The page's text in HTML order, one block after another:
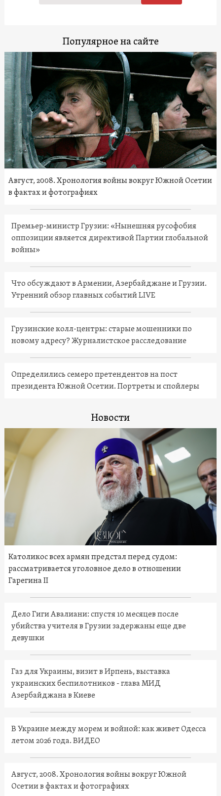
Популярное на сайте
Август, 2008. Хронология войны вокруг Южной Осетии
в фактах и фотографиях
Премьер-министр Грузии: «Нынешняя русофобия
оппозиции является директивой Партии глобальной
войны»
Что обсуждают в Армении, Азербайджане и Грузии.
Утренний обзор главных событий LIVE
Грузинские колл-центры: старые мошенники по
новому адресу? Журналистское расследование
Определились семеро претендентов на пост
президента Южной Осетии. Портреты и спойлеры
Новости
Католикос всех армян предстал перед судом:
рассматривается уголовное дело в отношении
Гарегина II
Дело Гиги Авалиани: спустя 10 месяцев после
убийства учителя в Грузии задержаны еще две
девушки
Газ для Украины, визит в Ирпень, выставка
украинских беспилотников - глава МИД
Азербайджана в Киеве
В Украине между морем и войной: как живет Одесса
летом 2026 года. ВИДЕО
Август, 2008. Хронология войны вокруг Южной
Осетии в фактах и фотографиях